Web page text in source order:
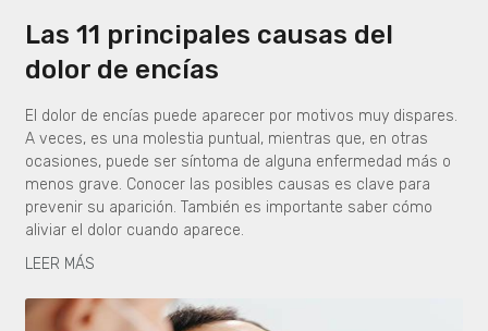
Las 11 principales causas del
dolor de encías
El dolor de encías puede aparecer por motivos muy dispares.
A veces, es una molestia puntual, mientras que, en otras
ocasiones, puede ser síntoma de alguna enfermedad más o
menos grave. Conocer las posibles causas es clave para
prevenir su aparición. También es importante saber cómo
aliviar el dolor cuando aparece.
LEER MÁS